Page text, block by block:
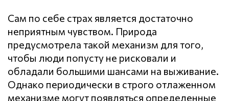
Сам по себе страх является достаточно
неприятным чувством. Природа
предусмотрела такой механизм для того,
чтобы люди попусту не рисковали и
обладали большими шансами на выживание.
Однако периодически в строго отлаженном
механизме могут появляться определенные